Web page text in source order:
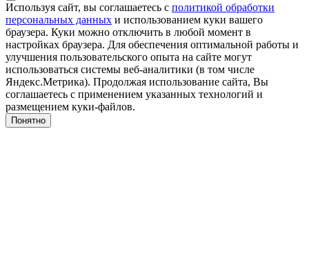
Используя сайт, вы соглашаетесь с политикой обработки
персональных данных и использованием куки вашего
браузера. Куки можно отключить в любой момент в
настройках браузера. Для обеспечения оптимальной работы и
улучшения пользовательского опыта на сайте могут
использоваться системы веб-аналитики (в том числе
Яндекс.Метрика). Продолжая использование сайта, Вы
соглашаетесь с применением указанных технологий и
размещением куки-файлов.
Понятно